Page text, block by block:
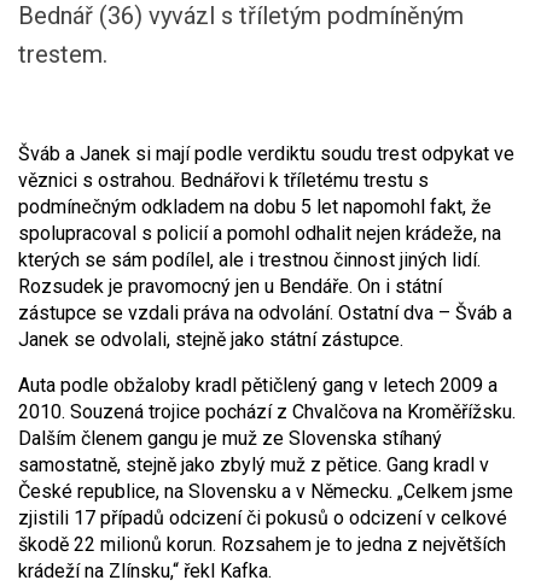
Bednář (36) vyvázl s tříletým podmíněným
trestem.
Šváb a Janek si mají podle verdiktu soudu trest odpykat ve
věznici s ostrahou. Bednářovi k tříletému trestu s
podmínečným odkladem na dobu 5 let napomohl fakt, že
spolupracoval s policií a pomohl odhalit nejen krádeže, na
kterých se sám podílel, ale i trestnou činnost jiných lidí.
Rozsudek je pravomocný jen u Bendáře. On i státní
zástupce se vzdali práva na odvolání. Ostatní dva – Šváb a
Janek se odvolali, stejně jako státní zástupce.
Auta podle obžaloby kradl pětičlený gang v letech 2009 a
2010. Souzená trojice pochází z Chvalčova na Kroměřížsku.
Dalším členem gangu je muž ze Slovenska stíhaný
samostatně, stejně jako zbylý muž z pětice. Gang kradl v
České republice, na Slovensku a v Německu. „Celkem jsme
zjistili 17 případů odcizení či pokusů o odcizení v celkové
škodě 22 milionů korun. Rozsahem je to jedna z největších
krádeží na Zlínsku,“ řekl Kafka.